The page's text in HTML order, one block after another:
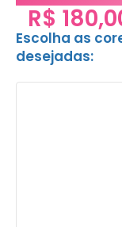
R$
Escolha as
desejadas: